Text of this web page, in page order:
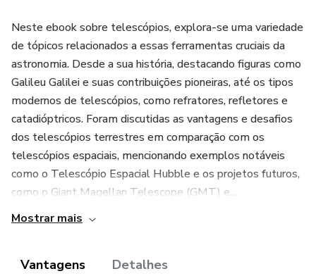
Neste ebook sobre telescópios, explora-se uma variedade
de tópicos relacionados a essas ferramentas cruciais da
astronomia. Desde a sua história, destacando figuras como
Galileu Galilei e suas contribuições pioneiras, até os tipos
modernos de telescópios, como refratores, refletores e
catadióptricos. Foram discutidas as vantagens e desafios
dos telescópios terrestres em comparação com os
telescópios espaciais, mencionando exemplos notáveis
como o Telescópio Espacial Hubble e os projetos futuros,
como o Giant Magellan Telescope (GMT) e...
Mostrar mais
Vantagens Detalhes